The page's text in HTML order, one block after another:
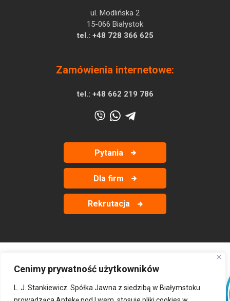
Cenimy prywatność użytkowników
L. J. Stankiewicz. Spółka Jawna z siedzibą w Białymstoku
ul. Modlińska 2
15-066 Białystok
tel.: +48 728 366 625
Zamówienia internetowe:
tel.: +48 662 219 786
Pytania
Dla firm
Rekrutacja
‹